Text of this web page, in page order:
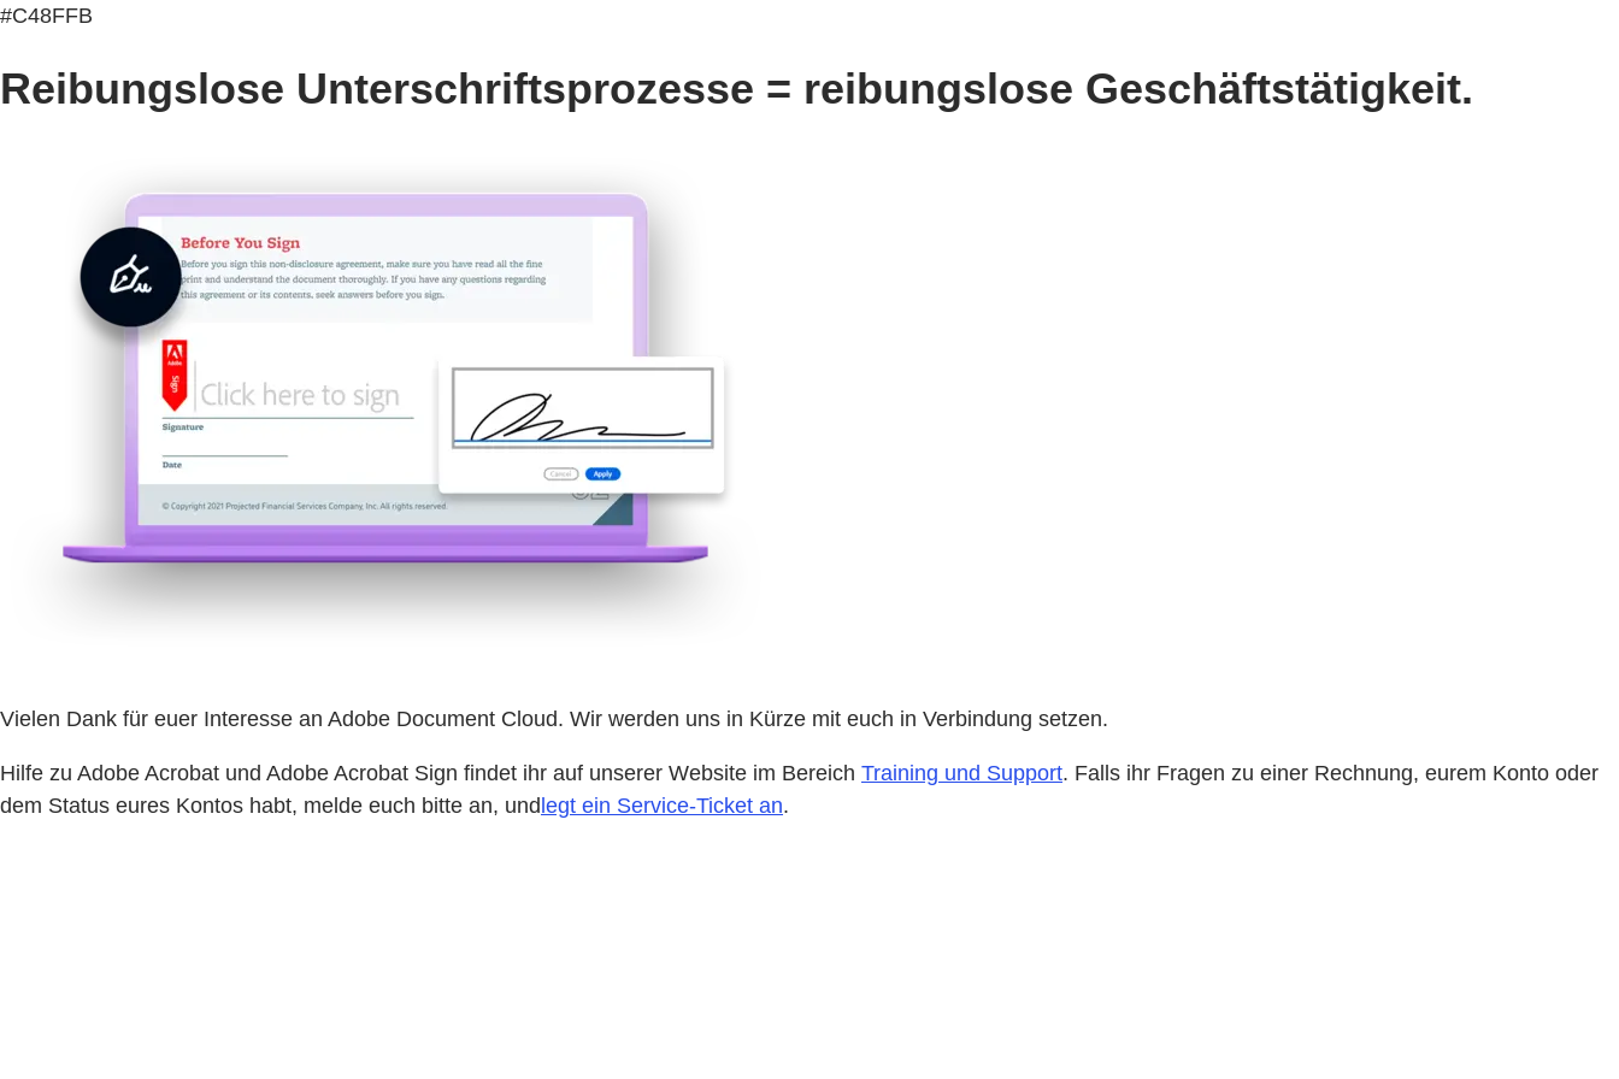
#C48FFB
Reibungslose Unterschriftsprozesse = reibungslose Geschäftstätigkeit.
Vielen Dank für euer Interesse an Adobe Document Cloud. Wir werden uns in Kürze mit euch in Verbindung setzen.
Hilfe zu Adobe Acrobat und Adobe Acrobat Sign findet ihr auf unserer Website im Bereich Training und Support. Falls ihr Fragen zu einer Rechnung, eurem Konto oder
dem Status eures Kontos habt, melde euch bitte an, und legt ein Service-Ticket an.